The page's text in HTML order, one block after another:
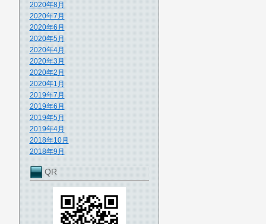
2020年8月
2020年7月
2020年6月
2020年5月
2020年4月
2020年3月
2020年2月
2020年1月
2019年7月
2019年6月
2019年5月
2019年4月
2018年10月
2018年9月
QR